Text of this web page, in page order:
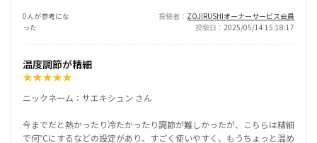
0人が参考にな
った
投稿者
ZOJIRUSHIオーナーサービス会員
投稿日
2025/05/14 15:18:17
温度調節が精細
★★★★★
ニックネーム：サエキシュン さん
今までだと熱かったり冷たかったり調節が難しかったが、こちらは精細
で何℃にするなどの設定があり、すごく使いやすく、もうちょっと温め